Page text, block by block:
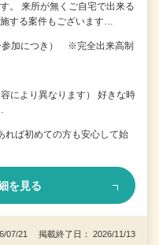
。 来所が無くご自宅で出来る
する案件もございます…
参加につき） ※完全出来高制
により異なります） 好きな時
ば初めての方も安心して始
を見る
07/21 掲載終了日： 2026/11/13